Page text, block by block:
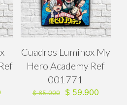
Cuadros Luminox My
Hero Academy Ref
001771
$65.000
El
$59.900El